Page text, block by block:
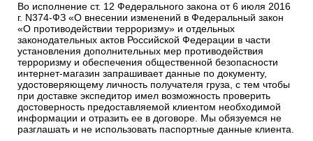
Во исполнение ст. 12 Федерального закона от 6 июля 2016
г. N374-ФЗ «О внесении изменений в Федеральный закон
«О противодействии терроризму» и отдельных
законодательных актов Российской Федерации в части
установления дополнительных мер противодействия
терроризму и обеспечения общественной безопасности
интернет-магазин запрашивает данные по документу,
удостоверяющему личность получателя груза, с тем чтобы
при доставке экспедитор имел возможность проверить
достоверность предоставляемой клиентом необходимой
информации и отразить ее в договоре. Мы обязуемся не
разглашать и не использовать паспортные данные клиента.